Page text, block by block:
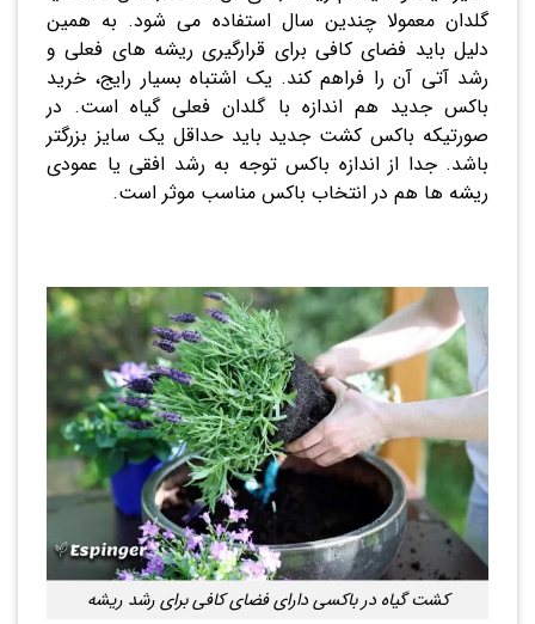
گلدان معمولا چندین سال استفاده می شود. به همین
دلیل باید فضای کافی برای قرارگیری ریشه های فعلی و
رشد آتی آن را فراهم کند. یک اشتباه بسیار رایج، خرید
باکس جدید هم اندازه با گلدان فعلی گیاه است. در
صورتیکه باکس کشت جدید باید حداقل یک سایز بزرگتر
باشد. جدا از اندازه باکس توجه به رشد افقی یا عمودی
ریشه ها هم در انتخاب باکس مناسب موثر است.
کشت گیاه در باکسی دارای فضای کافی برای رشد ریشه